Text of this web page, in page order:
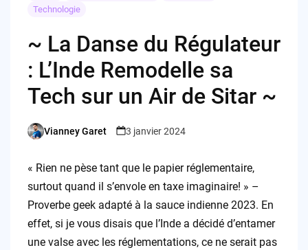
Technologie
~ La Danse du Régulateur
: L’Inde Remodelle sa
Tech sur un Air de Sitar ~
Posted
Vianney Garet 3 janvier 2024
« Rien ne pèse tant que le papier réglementaire,
surtout quand il s’envole en taxe imaginaire! » –
Proverbe geek adapté à la sauce indienne 2023. En
effet, si je vous disais que l’Inde a décidé d’entamer
une valse avec les réglementations, ce ne serait pas